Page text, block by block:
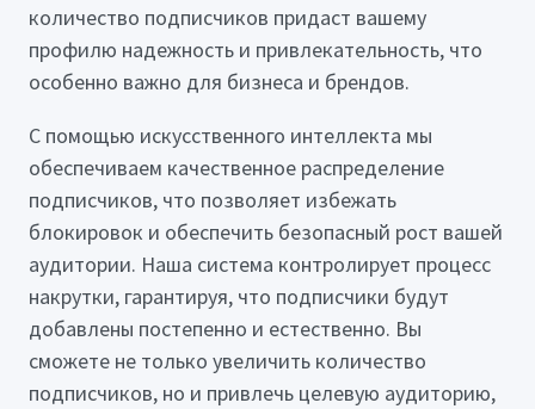
количество подписчиков придаст вашему
профилю надежность и привлекательность, что
особенно важно для бизнеса и брендов.
С помощью искусственного интеллекта мы
обеспечиваем качественное распределение
подписчиков, что позволяет избежать
блокировок и обеспечить безопасный рост вашей
аудитории. Наша система контролирует процесс
накрутки, гарантируя, что подписчики будут
добавлены постепенно и естественно. Вы
сможете не только увеличить количество
подписчиков, но и привлечь целевую аудиторию,